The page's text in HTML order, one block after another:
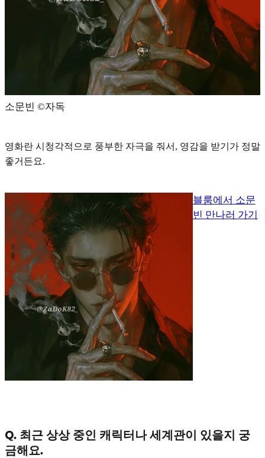
소문빈 ©️자독
영화란 시청각적으로 풍부한 자극을 줘서, 영감을 받기가 정말
좋거든요.
블룸에서 소문
빈 만나러 가기
Q. 최근 상상 중인 캐릭터나 세계관이 있을지 궁
금해요.